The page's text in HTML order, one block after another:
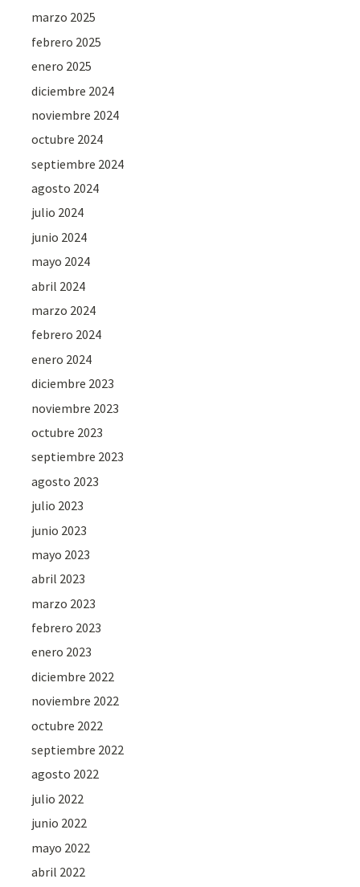
marzo 2025
febrero 2025
enero 2025
diciembre 2024
noviembre 2024
octubre 2024
septiembre 2024
agosto 2024
julio 2024
junio 2024
mayo 2024
abril 2024
marzo 2024
febrero 2024
enero 2024
diciembre 2023
noviembre 2023
octubre 2023
septiembre 2023
agosto 2023
julio 2023
junio 2023
mayo 2023
abril 2023
marzo 2023
febrero 2023
enero 2023
diciembre 2022
noviembre 2022
octubre 2022
septiembre 2022
agosto 2022
julio 2022
junio 2022
mayo 2022
abril 2022